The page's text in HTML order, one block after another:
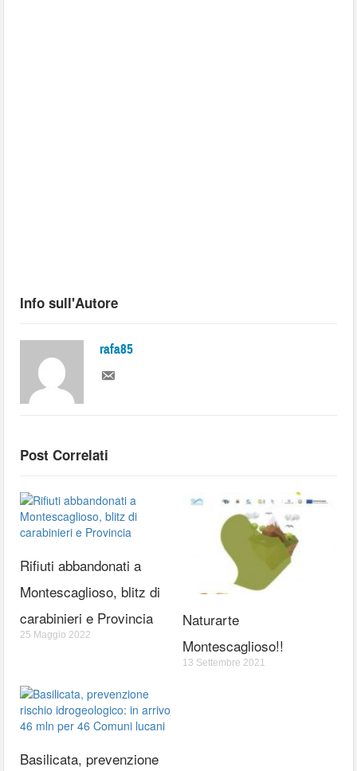
Info sull'Autore
rafa85
Post Correlati
Rifiuti abbandonati a
Montescaglioso, blitz di
carabinieri e Provincia
25 Maggio 2022
Naturarte
Montescaglioso!!
13 Settembre 2021
Basilicata, prevenzione